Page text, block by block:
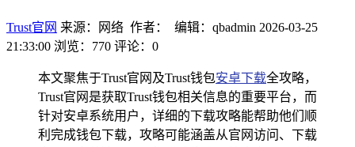
Trust官网 来源：网络 作者： 编辑：qbadmin 2026-03-25
21:33:00 浏览：770 评论：0
本文聚焦于Trust官网及Trust钱包安卓下载全攻略，
Trust官网是获取Trust钱包相关信息的重要平台，而
针对安卓系统用户，详细的下载攻略能帮助他们顺
利完成钱包下载，攻略可能涵盖从官网访问、下载